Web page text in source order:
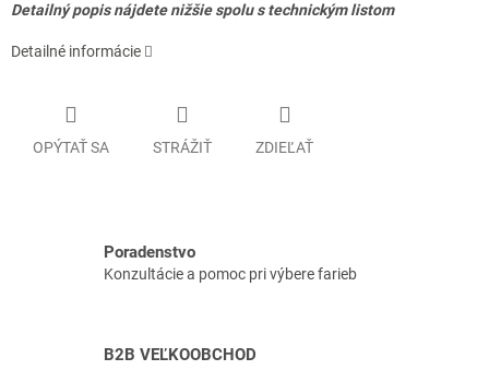
Detailný popis nájdete nižšie spolu s technickým listom
Detailné informácie
OPÝTAŤ SA STRÁŽIŤ ZDIEĽAŤ
Poradenstvo
Konzultácie a pomoc pri výbere farieb
B2B VEĽKOOBCHOD